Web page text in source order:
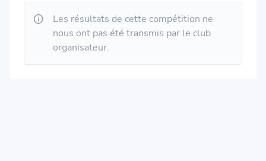
Les résultats de cette compétition ne
nous ont pas été transmis par le club
organisateur.